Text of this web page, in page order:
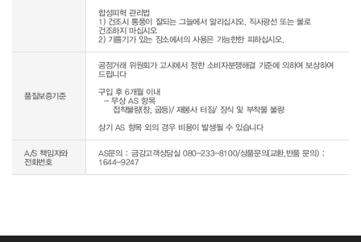
합성피혁 관리법
1) 건조시 통풍이 잘되는 그늘에서 말리십시오. 직사광선 또는 불로
건조하지 마십시오
2) 기름기가 있는 장소에서의 사용은 가능한한 피하십시오.
품질보증기준
공정거래 위원회가 고시에서 정한 소비자분쟁해결 기준에 의하여 보상하여
드립니다
구입 후 6개월 이내
  - 무상 AS 항목
상기 AS 항목 외의 경우 비용이 발생될 수 있습니다
A/S 책임자와
전화번호
AS문의 : 금강고객상담실 080-233-8100/상품문의(교환,반품 문의) :
1644-9247